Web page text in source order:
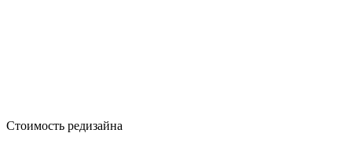
Стоимость редизайна